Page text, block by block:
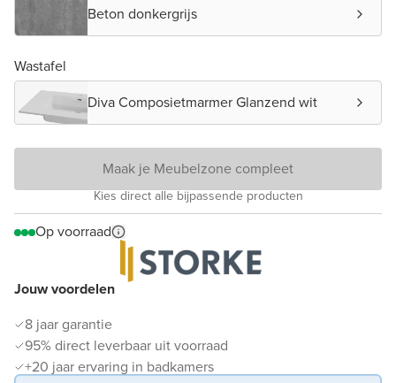
Jouw voordelen
8 jaar garantie
95% direct leverbaar uit voorraad
+20 jaar ervaring in badkamers
Beton donkergrijs
Wastafel
Diva Composietmarmer Glanzend wit
Maak je Meubelzone compleet
Kies direct alle bijpassende producten
Op voorraad